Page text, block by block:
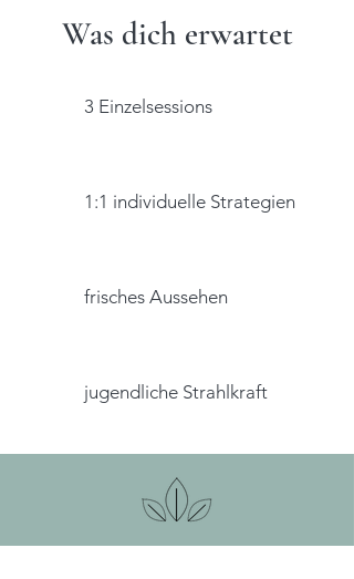
Was dich erwartet
3 Einzelsessions
1:1 individuelle Strategien
frisches Aussehen
jugendliche Strahlkraft